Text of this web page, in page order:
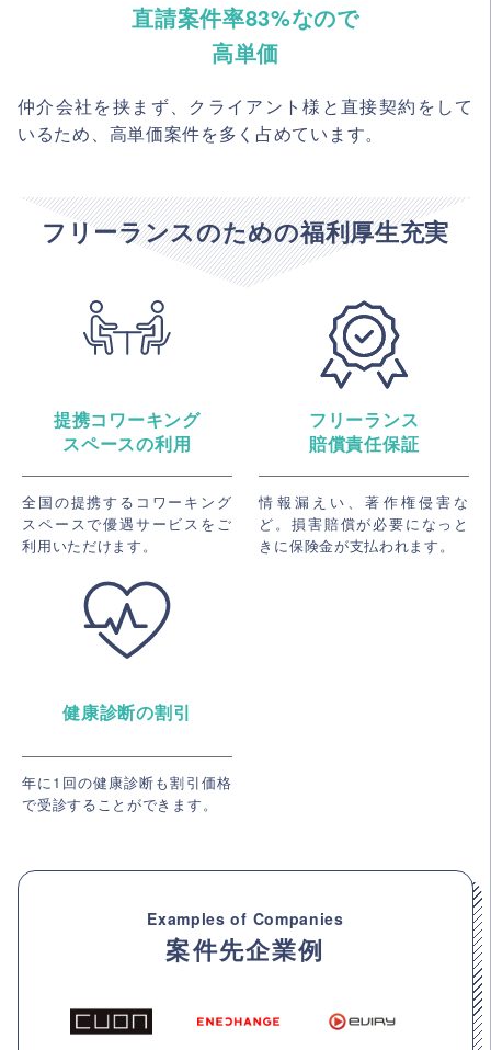
直請案件率83%なので
高単価
仲介会社を挟まず、クライアント様と直接契約をして
いるため、高単価案件を多く占めています。
フリーランスのための福利厚生充実
提携コワーキング
スペースの利用
全国の提携するコワーキング
スペースで優遇サービスをご
利用いただけます。
フリーランス
賠償責任保証
情報漏えい、著作権侵害な
ど。損害賠償が必要になっと
きに保険金が支払われます。
健康診断の割引
年に1回の健康診断も割引価格
で受診することができます。
Examples of Companies
案件先企業例